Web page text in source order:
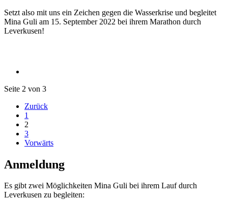
Setzt also mit uns ein Zeichen gegen die Wasserkrise und begleitet
Mina Guli am 15. September 2022 bei ihrem Marathon durch
Leverkusen!
Seite 2 von 3
Zurück
1
2
3
Vorwärts
Anmeldung
Es gibt zwei Möglichkeiten Mina Guli bei ihrem Lauf durch
Leverkusen zu begleiten: